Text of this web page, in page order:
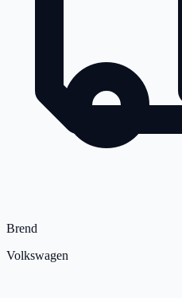
Brend
Volkswagen